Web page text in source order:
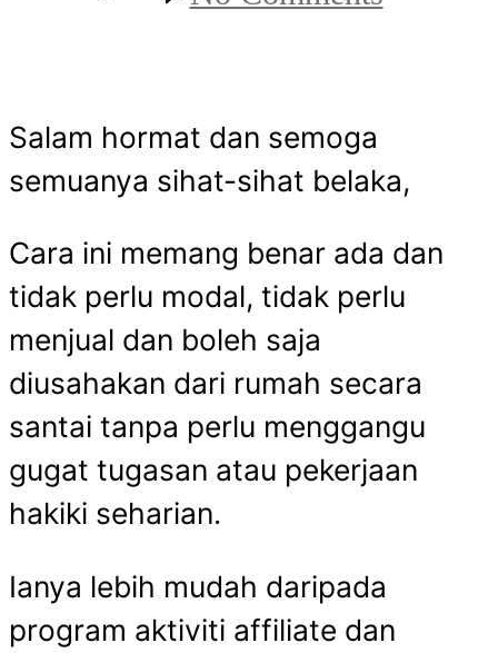
tanpa
tidak
perlu
Salam hormat dan semoga
semuanya sihat-sihat belaka,
Cara ini memang benar ada dan
tidak perlu modal, tidak perlu
menjual dan boleh saja
diusahakan dari rumah secara
santai tanpa perlu menggangu
gugat tugasan atau pekerjaan
hakiki seharian.
Ianya lebih mudah daripada
program aktiviti affiliate dan